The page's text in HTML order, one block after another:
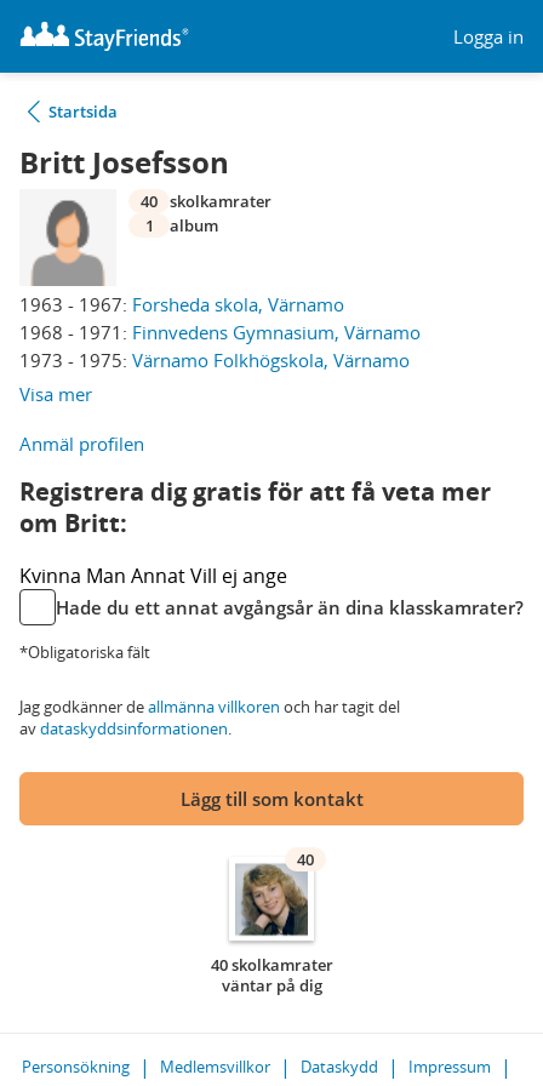
Logga in
Startsida
Britt Josefsson
1963 - 1967: Forsheda skola, Värnamo
1968 - 1971: Finnvedens Gymnasium, Värnamo
1973 - 1975: Värnamo Folkhögskola, Värnamo
Visa mer
40 skolkamrater
1
album
Anmäl profilen
Registrera dig gratis för att få veta mer
om Britt:
Kvinna Man AnnatVill ej ange
Hade du ett annat avgångsår än dina klasskamrater?
*Obligatoriska fält
Jag godkänner deallmänna villkoren och har tagit del
avdataskyddsinformationen.
Lägg till som kontakt
40
40 skolkamrater
väntar på dig
Personsökning Medlemsvillkor Dataskydd
Impressum